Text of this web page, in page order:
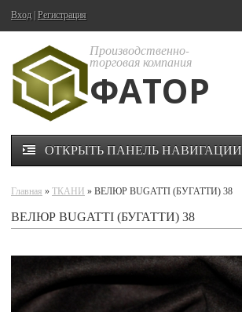
Вход Регистрация
Производственно-
торговая компания
ФАТОР
ОТКРЫТЬ ПАНЕЛЬ НАВИГАЦИИ
Главная » ТКАНИ » ВЕЛЮР BUGATTI (БУГАТТИ) 38
ВЕЛЮР BUGATTI (БУГАТТИ) 38